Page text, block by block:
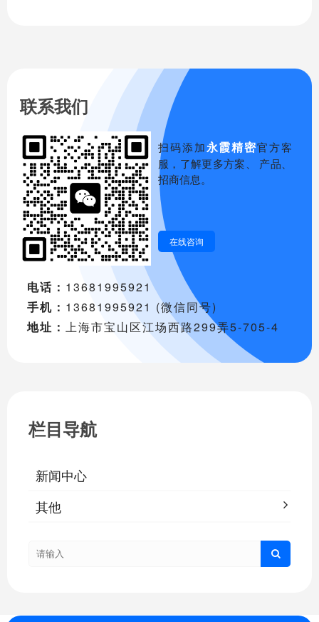
联系我们
扫码添加永霞精密官方客
服，了解更多方案、 产品、
招商信息。
在线咨询
电话： 13681995921
手机： 13681995921 (微信同号)
地址： 上海市宝山区江场西路299弄5-705-4
栏目导航
新闻中心
其他